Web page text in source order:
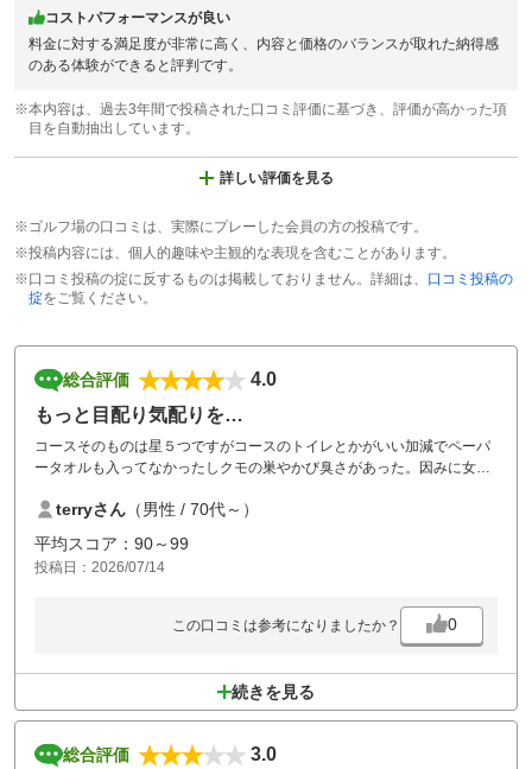
コストパフォーマンスが良い
料金に対する満足度が非常に高く、内容と価格のバランスが取れた納得感
のある体験ができると評判です。
※本内容は、過去3年間で投稿された口コミ評価に基づき、評価が高かった項
目を自動抽出しています。
詳しい評価を見る
※ゴルフ場の口コミは、実際にプレーした会員の方の投稿です。
※投稿内容には、個人的趣味や主観的な表現を含むことがあります。
※口コミ投稿の掟に反するものは掲載しておりません。詳細は、 口コミ投稿の
掟をご覧ください。
総合評価
4.0
もっと目配り気配りを…
コースそのものは星５つですがコースのトイレとかがいい加減でペーパ
ータオルも入ってなかったしクモの巣やかび臭さがあった。因みに女子
terryさん （男性 / 70代～）
平均スコア：90～99
投稿日：2026/07/14
この口コミは参考になりましたか？ 0
続きを見る
総合評価
3.0